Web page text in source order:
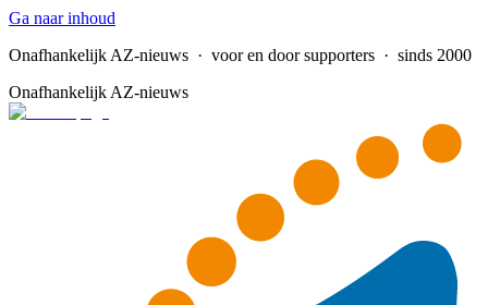
Ga naar inhoud
Onafhankelijk AZ-nieuws · voor en door supporters · sinds 2000
Onafhankelijk AZ-nieuws